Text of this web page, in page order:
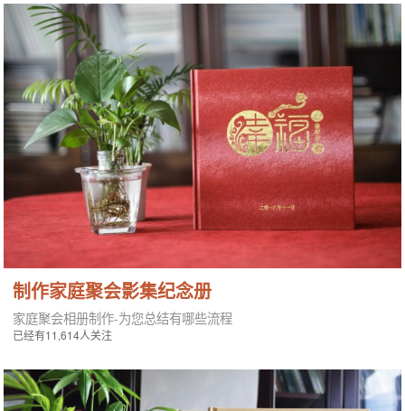
制作家庭聚会影集纪念册
家庭聚会相册制作-为您总结有哪些流程
已经有11,614人关注